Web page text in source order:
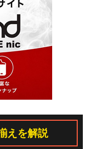
えを解説